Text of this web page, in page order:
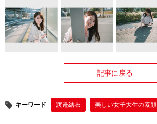
記事に戻る
キーワード 渡邉結衣 美しい女子大生の素顔